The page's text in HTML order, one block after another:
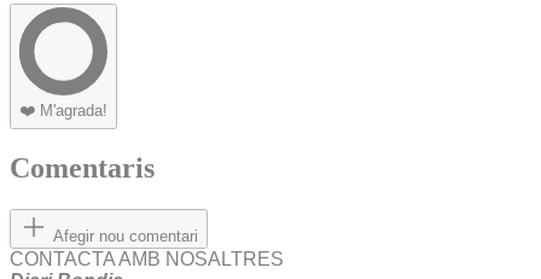
❤️ M'agrada!
Comentaris
Afegir nou comentari
CONTACTA AMB NOSALTRES